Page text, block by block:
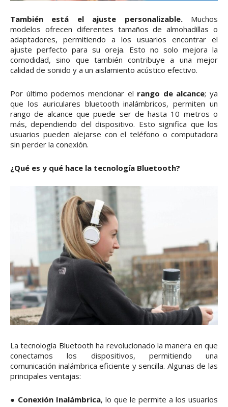
También está el ajuste personalizable.Muchos
modelos ofrecen diferentes tamaños de almohadillas o
adaptadores, permitiendo a los usuarios encontrar el
ajuste perfecto para su oreja. Esto no solo mejora la
comodidad, sino que también contribuye a una mejor
calidad de sonido y a un aislamiento acústico efectivo.
Por último podemos mencionar el rango de alcance; ya
que los auriculares bluetooth inalámbricos, permiten un
rango de alcance que puede ser de hasta 10 metros o
más, dependiendo del dispositivo. Esto significa que los
usuarios pueden alejarse con el teléfono o computadora
sin perder la conexión.
¿Qué es y qué hace la tecnología Bluetooth?
La tecnología Bluetooth ha revolucionado la manera en que
conectamos los dispositivos, permitiendo una
comunicación inalámbrica eficiente y sencilla. Algunas de las
principales ventajas:
● Conexión Inalámbrica, lo que le permite a los usuarios